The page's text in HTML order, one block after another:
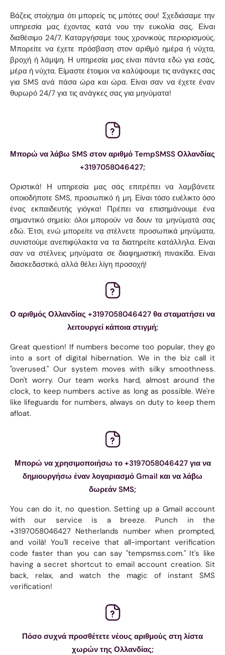
Βάζεις στοίχημα ότι μπορείς τις μπότες σου! Σχεδιάσαμε την
υπηρεσία μας έχοντας κατά νου την ευκολία σας. Είναι
διαθέσιμο 24/7. Καταργήσαμε τους χρονικούς περιορισμούς.
Μπορείτε να έχετε πρόσβαση στον αριθμό ημέρα ή νύχτα,
βροχή ή λάμψη. Η υπηρεσία μας είναι πάντα εδώ για εσάς,
μέρα ή νύχτα. Είμαστε έτοιμοι να καλύψουμε τις ανάγκες σας
για SMS ανά πάσα ώρα και ώρα. Είναι σαν να έχετε έναν
θυρωρό 24/7 για τις ανάγκες σας για μηνύματα!
Μπορώ να λάβω SMS στον αριθμό TempSMSS Ολλανδίας
+3197058046427;
Οριστικά! Η υπηρεσία μας σάς επιτρέπει να λαμβάνετε
οποιοδήποτε SMS, προσωπικό ή μη. Είναι τόσο ευέλικτο όσο
ένας εκπαιδευτής γιόγκα! Πρέπει να επισημάνουμε ένα
σημαντικό σημείο: όλοι μπορούν να δουν τα μηνύματά σας
εδώ. Έτσι, ενώ μπορείτε να στέλνετε προσωπικά μηνύματα,
συνιστούμε ανεπιφύλακτα να τα διατηρείτε κατάλληλα. Είναι
σαν να στέλνεις μηνύματα σε διαφημιστική πινακίδα. Είναι
διασκεδαστικό, αλλά θέλει λίγη προσοχή!
Ο αριθμός Ολλανδίας +3197058046427 θα σταματήσει να
λειτουργεί κάποια στιγμή;
Great question! If numbers become too popular, they go
into a sort of digital hibernation. We in the biz call it
"overused." Our system moves with silky smoothness.
Don't worry. Our team works hard, almost around the
clock, to keep numbers active as long as possible. We're
like lifeguards for numbers, always on duty to keep them
afloat.
Μπορώ να χρησιμοποιήσω το +3197058046427 για να
δημιουργήσω έναν λογαριασμό Gmail και να λάβω
δωρεάν SMS;
You can do it, no question. Setting up a Gmail account
with our service is a breeze. Punch in the
+3197058046427 Netherlands number when prompted,
and voilà! You'll receive that all-important verification
code faster than you can say "tempsmss.com." It's like
having a secret shortcut to email account creation. Sit
back, relax, and watch the magic of instant SMS
verification!
Πόσο συχνά προσθέτετε νέους αριθμούς στη λίστα
χωρών της Ολλανδίας;